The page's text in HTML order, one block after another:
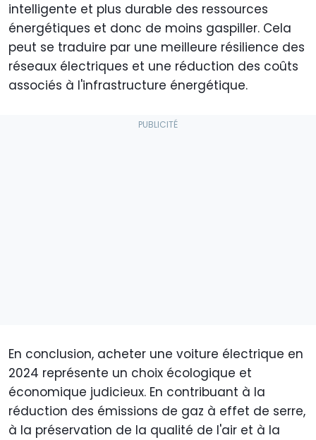
intelligente et plus durable des ressources
énergétiques et donc de moins gaspiller. Cela
peut se traduire par une meilleure résilience des
réseaux électriques et une réduction des coûts
associés à l'infrastructure énergétique.
En conclusion, acheter une voiture électrique en
2024 représente un choix écologique et
économique judicieux. En contribuant à la
réduction des émissions de gaz à effet de serre,
à la préservation de la qualité de l'air et à la